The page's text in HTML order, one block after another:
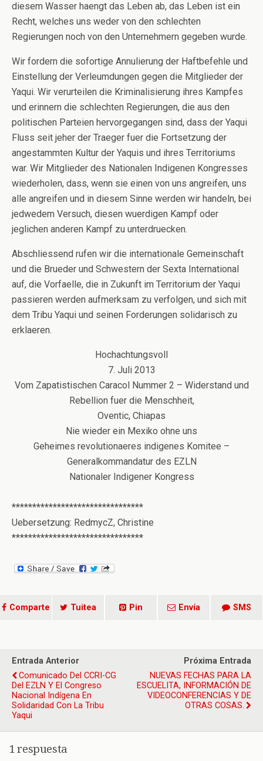
diesem Wasser haengt das Leben ab, das Leben ist ein
Recht, welches uns weder von den schlechten
Regierungen noch von den Unternehmern gegeben wurde.
Wir fordern die sofortige Annulierung der Haftbefehle und
Einstellung der Verleumdungen gegen die Mitglieder der
Yaqui. Wir verurteilen die Kriminalisierung ihres Kampfes
und erinnern die schlechten Regierungen, die aus den
politischen Parteien hervorgegangen sind, dass der Yaqui
Fluss seit jeher der Traeger fuer die Fortsetzung der
angestammten Kultur der Yaquis und ihres Territoriums
war. Wir Mitglieder des Nationalen Indigenen Kongresses
wiederholen, dass, wenn sie einen von uns angreifen, uns
alle angreifen und in diesem Sinne werden wir handeln, bei
jedwedem Versuch, diesen wuerdigen Kampf oder
jeglichen anderen Kampf zu unterdruecken.
Abschliessend rufen wir die internationale Gemeinschaft
und die Brueder und Schwestern der Sexta International
auf, die Vorfaelle, die in Zukunft im Territorium der Yaqui
passieren werden aufmerksam zu verfolgen, und sich mit
dem Tribu Yaqui und seinen Forderungen solidarisch zu
erklaeren.
Hochachtungsvoll
7. Juli 2013
Vom Zapatistischen Caracol Nummer 2 – Widerstand und
Rebellion fuer die Menschheit,
Oventic, Chiapas
Nie wieder ein Mexiko ohne uns
Geheimes revolutionaeres indigenes Komitee –
Generalkommandatur des EZLN
Nationaler Indigener Kongress
********************************
Uebersetzung: RedmycZ, Christine
********************************
Comparte Tuitea Pin Envía SMS
Entrada Anterior
Comunicado Del CCRI-CG
Del EZLN Y El Congreso
Nacional Indígena En
Solidaridad Con La Tribu
Yaqui
Próxima Entrada
NUEVAS FECHAS PARA LA
ESCUELITA, INFORMACIÓN DE
VIDEOCONFERENCIAS Y DE
OTRAS COSAS.
1 respuesta